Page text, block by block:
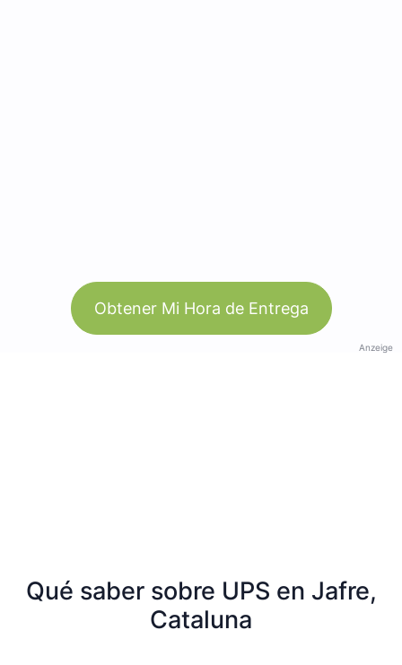
Obtener Mi Hora de Entrega
Anzeige
Qué saber sobre UPS en Jafre,
Cataluna